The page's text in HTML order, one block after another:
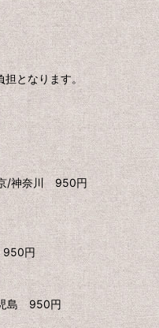
となります。
/神奈川 950円
950円
島 950円